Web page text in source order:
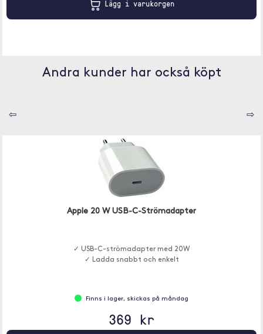
Lägg i varukorgen
Andra kunder har också köpt
⇦ ⇨
Apple 20 W USB-C-Strömadapter
✓ USB-C-strömadapter med 20W
✓ Ladda snabbt och enkelt
Finns i lager, skickas på måndag
369 kr